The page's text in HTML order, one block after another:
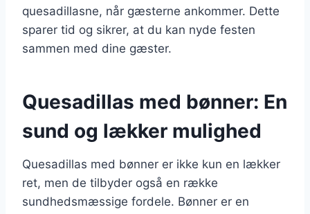
quesadillasne, når gæsterne ankommer. Dette
sparer tid og sikrer, at du kan nyde festen
sammen med dine gæster.
Quesadillas med bønner: En
sund og lækker mulighed
Quesadillas med bønner er ikke kun en lækker
ret, men de tilbyder også en række
sundhedsmæssige fordele. Bønner er en